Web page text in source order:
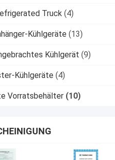
Truck (4)
Kühlgeräte (13)
Kühlgerät (9)
Kühlgeräte (4)
Vorratsbehälter (10)